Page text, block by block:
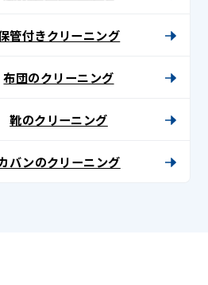
管付きクリーニング
布団のクリーニング
靴のクリーニング
バンのクリーニング